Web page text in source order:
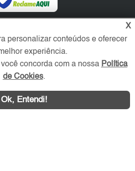
X
personalizar conteúdos e oferecer
experiência.
concorda com a nossa Política
de Cookies.
Ok, Entendi!